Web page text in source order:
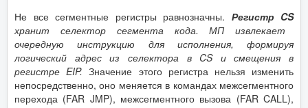
Не все сегментные регистры равнозначны. Регистр CS
хранит селектор сегмента кода. МП извлекает
очередную инструкцию для исполнения, формируя
логический адрес из селектора в CS и смещения в
регистре EIP.Значение этого регистра нельзя изменить
непосредственно, оно меняется в командах межсегментного
перехода (FAR JMP), межсегментного вызова (FAR CALL),